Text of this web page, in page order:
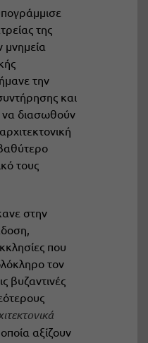
της
την
και
να διασωθούν
τους
στην
που
τον
βυζαντινές
αξίζουν